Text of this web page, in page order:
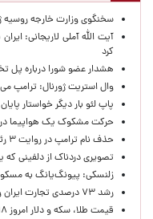
سخنگوی وزارت خارجه روسیه
آیت الله آملی لاریجانی:
کرد
هشدار عضو شورا درباره پل
وال‌ استریت ژورنال: ترامپ
پاپ لئو بار دیگر خواستار
حرکت مشکوک یک هواپیما در
حذف نام ترامپ در روایت ۳ رئیس‌جمهور اسبق آمریکا از تاریخ کشورشان
تصویری دردناک از دلفینی
زلنسکی: پیونگ‌یانگ به
رشد ۷۳ درصدی تجارت ایران و ترکیه در سایه محاصره دریایی
قیمت طلا، سکه و دلار امروز ۱۸ مرداد